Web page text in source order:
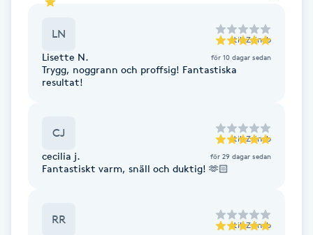
Gravidmassage
Gruppträning
Gua Sha-massage
LN till Zainab
Lisette N. för 10 dagar sedan
Trygg, noggrann och proffsig! Fantastiska
resultat!
CJ till Zainab
cecilia j. för 29 dagar sedan
Fantastiskt varm, snäll och duktig! 🫶🏻
RR till Zainab